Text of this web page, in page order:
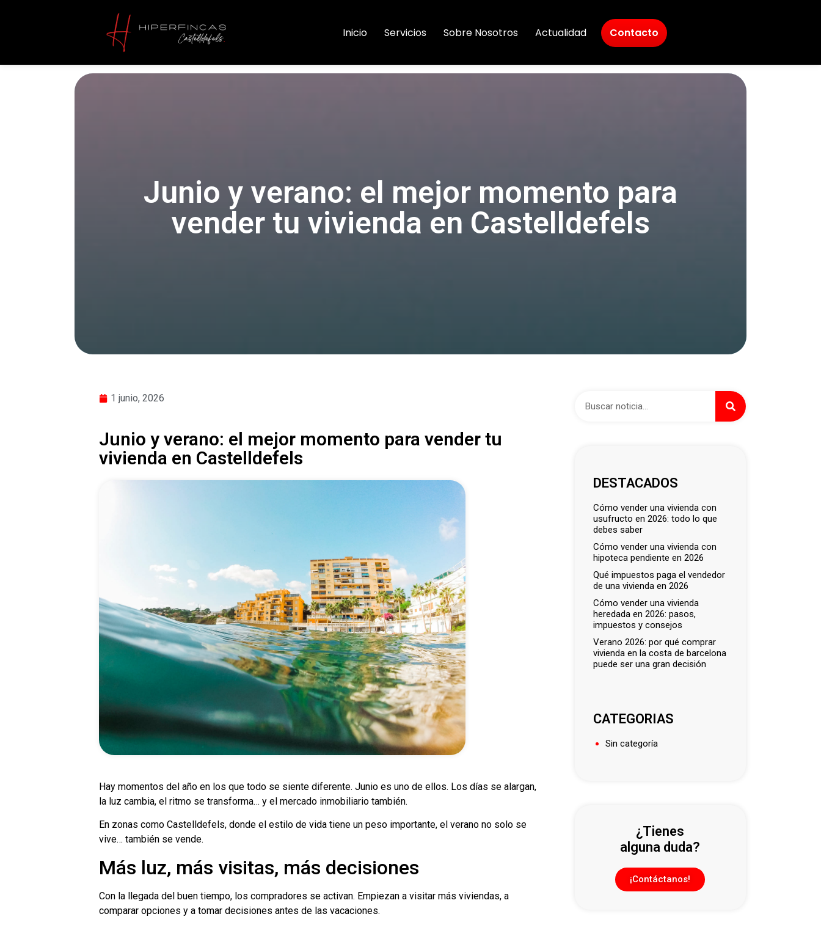
Inicio Servicios Sobre Nosotros Actualidad Contacto
Junio y verano: el mejor momento para
vender tu vivienda en Castelldefels
1 junio, 2026
Junio y verano: el mejor momento para vender tu
vivienda en Castelldefels
Hay momentos del año en los que todo se siente diferente. Junio es uno de ellos. Los días se alargan,
la luz cambia, el ritmo se transforma… y el mercado inmobiliario también.
En zonas como Castelldefels, donde el estilo de vida tiene un peso importante, el verano no solo se
vive… también se vende.
Más luz, más visitas, más decisiones
Con la llegada del buen tiempo, los compradores se activan. Empiezan a visitar más viviendas, a
comparar opciones y a tomar decisiones antes de las vacaciones.
DESTACADOS
cómo vender una vivienda con
usufructo en 2026: todo lo que
debes saber
cómo vender una vivienda con
hipoteca pendiente en 2026
qué impuestos paga el vendedor
de una vivienda en 2026
cómo vender una vivienda
heredada en 2026: pasos,
impuestos y consejos
verano 2026: por qué comprar
vivienda en la costa de barcelona
puede ser una gran decisión
CATEGORIAS
Sin categoría
¿Tienes
alguna duda?
¡Contáctanos!